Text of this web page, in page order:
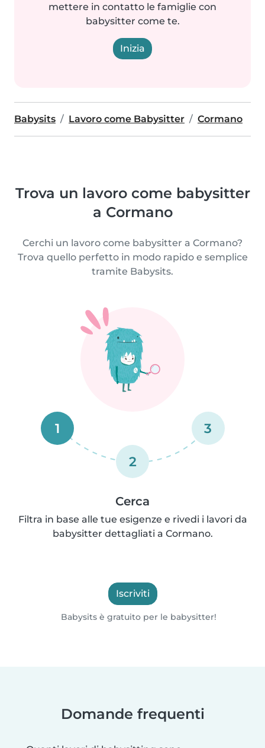
mettere in contatto le famiglie con
babysitter come te.
Inizia
Babysits Lavoro come Babysitter Cormano
Trova un lavoro come babysitter
a Cormano
Cerchi un lavoro come babysitter a Cormano?
Trova quello perfetto in modo rapido e semplice
tramite Babysits.
1
2
3
Cerca
Filtra in base alle tue esigenze e rivedi i lavori da
babysitter dettagliati a Cormano.
Iscriviti
Babysits è gratuito per le babysitter!
Domande frequenti